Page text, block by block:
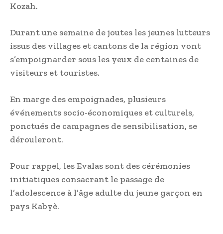
Kozah.
Durant une semaine de joutes les jeunes lutteurs
issus des villages et cantons de la région vont
s’empoignarder sous les yeux de centaines de
visiteurs et touristes.
En marge des empoignades, plusieurs
événements socio-économiques et culturels,
ponctués de campagnes de sensibilisation, se
dérouleront.
Pour rappel, les Evalas sont des cérémonies
initiatiques consacrant le passage de
l’adolescence à l’âge adulte du jeune garçon en
pays Kabyè.